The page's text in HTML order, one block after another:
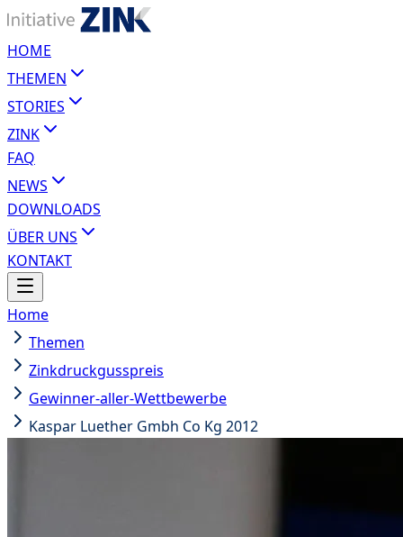
HOME
THEMEN
STORIES
ZINK
FAQ
NEWS
DOWNLOADS
ÜBER UNS
KONTAKT
Home
Themen
Zinkdruckgusspreis
Gewinner-aller-Wettbewerbe
Kaspar Luether Gmbh Co Kg 2012